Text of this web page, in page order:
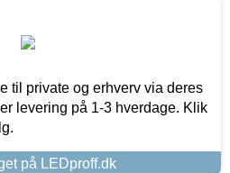
til private og erhverv via deres
levering på 1-3 hverdage. Klik
på LEDproff.dk